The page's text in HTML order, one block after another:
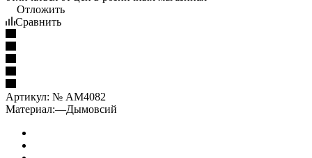
Отложить
Сравнить
Артикул: № AM4082
Материал:—Дымовсий